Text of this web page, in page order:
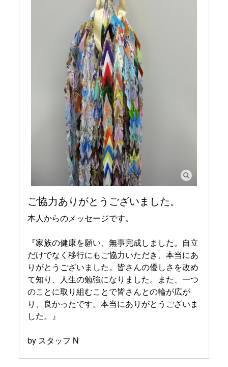
ご協力ありがとうございました。
本人からのメッセージです。
『家族の健康を願い、無事完成しました。自立
だけでなく移行にもご協力いただき、本当にあ
りがとうございました。皆さんの優しさを改め
て知り、人生の勉強になりました。また、一つ
のことに取り組むことで皆さんとの輪が広が
り、良かったです。本当にありがとうございま
した。』
by スタッフ N